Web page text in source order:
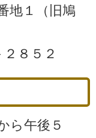
地１（旧鳩
８５２
ら午後５